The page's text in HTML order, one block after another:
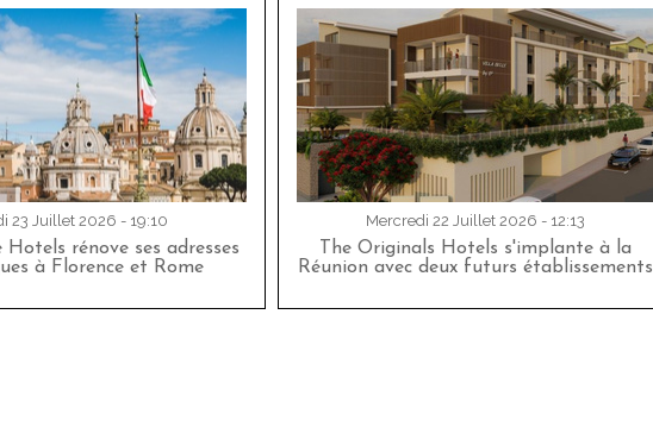
23 Juillet 2026 - 19:10
Hotels rénove ses adresses
à Florence et Rome
Mercredi 22 Juillet 2026 - 12:13
The Originals Hotels s'implante à la
Réunion avec deux futurs établissements